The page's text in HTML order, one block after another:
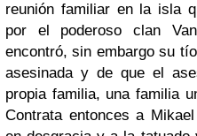
reunión familiar en la isla
por el poderoso clan
encontró, sin embargo su
asesinada y de que el
propia familia, una familia
Contrata entonces a